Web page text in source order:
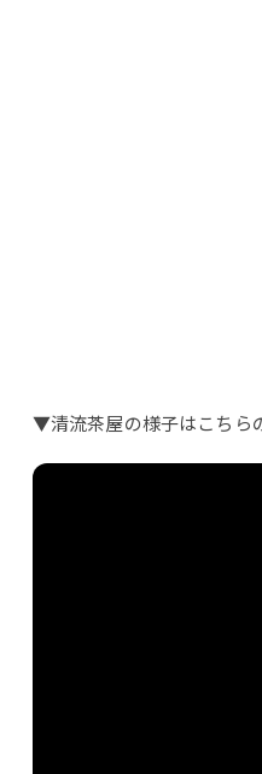
▼清流茶屋の様子はこちら